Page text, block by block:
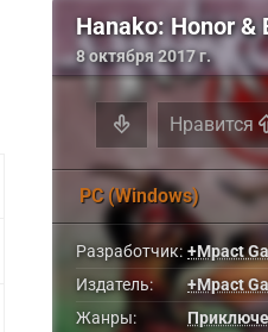
Hanako: Honor &
8 октября 2017 г.
Нравится
PC (Windows)
Разработчик: +Mpact
Издатель:
+Mpact
Жанры: